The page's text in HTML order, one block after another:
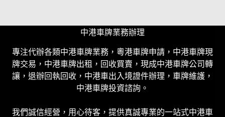
中港車牌業務辦理
專注代辦各類中港車牌業務，粵港車牌申請，中港車牌現
牌交易，中港車牌出租，回收買賣，現成中港車牌公司轉
讓，退辦回執回收，中港車出入境證件辦理，車牌維護，
中港車牌投資諮詢。
我們誠信經營，用心待客，提供真誠專業的一站式中港車